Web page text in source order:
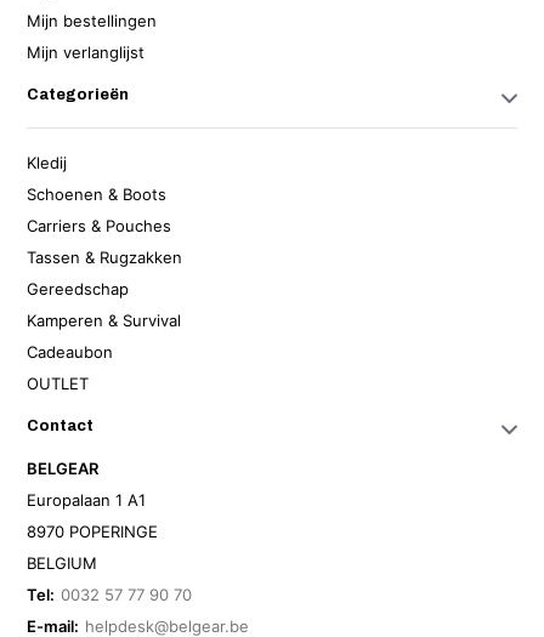
Mijn bestellingen
Mijn verlanglijst
Categorieën
Kledij
Schoenen & Boots
Carriers & Pouches
Tassen & Rugzakken
Gereedschap
Kamperen & Survival
Cadeaubon
OUTLET
Contact
BELGEAR
Europalaan 1 A1
8970 POPERINGE
BELGIUM
Tel: 0032 57 77 90 70
E-mail: helpdesk@belgear.be